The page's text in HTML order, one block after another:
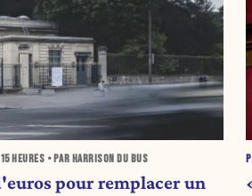
15 HEURES • PAR HARRISON DU BUS
pour remplacer un